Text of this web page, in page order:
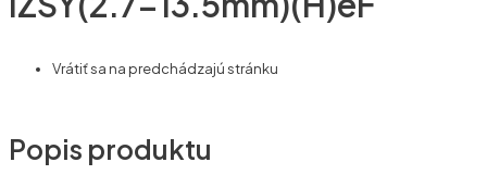
Vrátiť sa na predchádzajú stránku
Popis produktu